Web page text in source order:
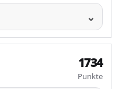
1734
Punkte